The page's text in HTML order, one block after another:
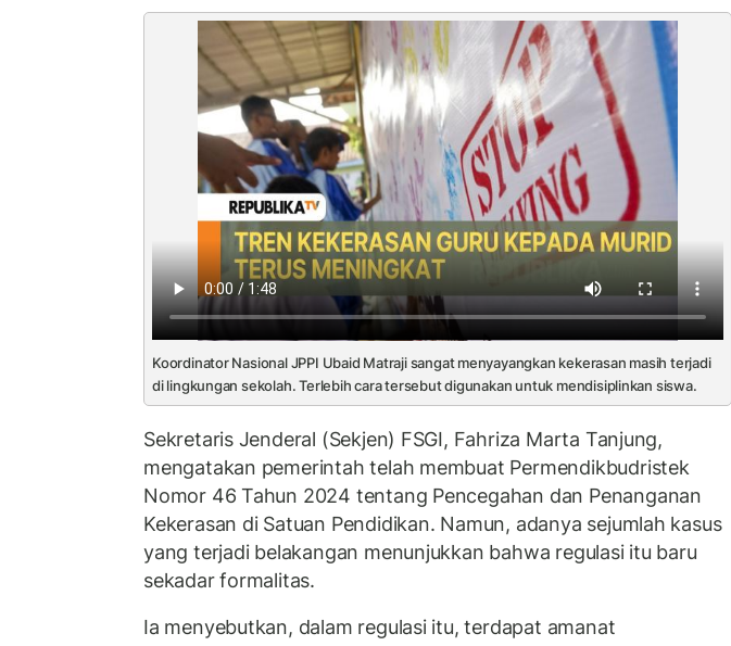
Koordinator Nasional JPPI Ubaid Matraji sangat menyayangkan kekerasan masih terjadi
di lingkungan sekolah. Terlebih cara tersebut digunakan untuk mendisiplinkan siswa.
Sekretaris Jenderal (Sekjen) FSGI, Fahriza Marta Tanjung,
mengatakan pemerintah telah membuat Permendikbudristek
Nomor 46 Tahun 2024 tentang Pencegahan dan Penanganan
Kekerasan di Satuan Pendidikan. Namun, adanya sejumlah kasus
yang terjadi belakangan menunjukkan bahwa regulasi itu baru
sekadar formalitas.
Ia menyebutkan, dalam regulasi itu, terdapat amanat